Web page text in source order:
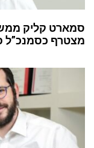
סמארט קליק
מצטרף כסמנכ”ל